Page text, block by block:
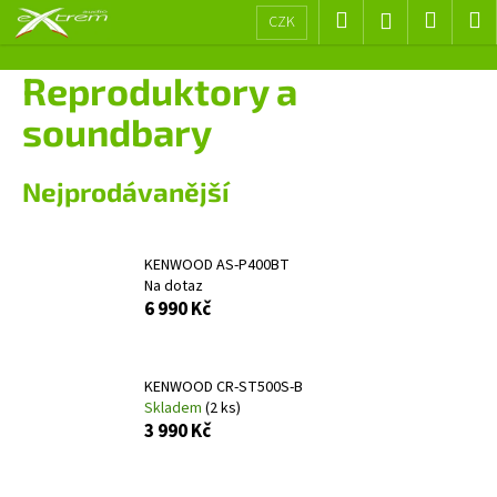
Přejít
CZK Hledat Přihlášení
košík
Reproduktory a
soundbary
Nejprodávanější
KENWOOD AS-P400BT
Na dotaz
6 990 Kč
KENWOOD CR-ST500S-B
Skladem (2 ks)
3 990 Kč
š
C
o
p
o